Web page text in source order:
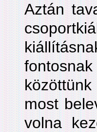
Aztán
most
volna